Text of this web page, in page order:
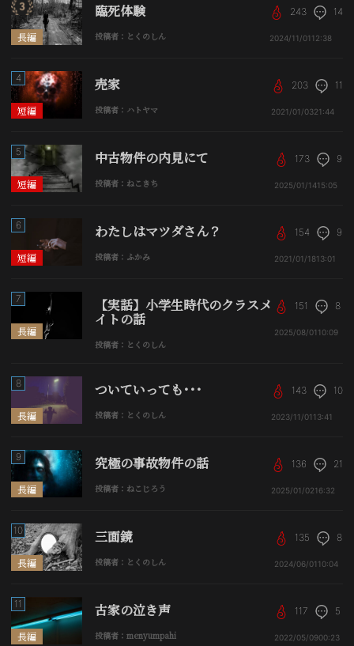
長編
臨死体験
投稿者：とくのしん
243 14
2024/11/01 12:38
短編
4 売家
投稿者：ハトヤマ
203 11
2021/01/0321:44
短編
5 中古物件の内見にて
投稿者：ねこきち
173 9
2025/01/1415:05
短編
6 わたしはマツダさん？
投稿者：ふかみ
154 9
2021/01/1813:01
長編
7 【実話】小学生時代のクラスメ
イトの話
投稿者：とくのしん
151 8
2025/08/01 10:09
長編
8 ついていっても･･･
投稿者：とくのしん
143 10
2023/11/01 13:41
長編
9 究極の事故物件の話
投稿者：ねこじろう
136 21
2025/01/0216:32
長編
10 三面鏡
投稿者：とくのしん
135 8
2024/06/01 10:04
長編
11 古家の泣き声
投稿者：menyumpahi
117 5
2022/05/0900:23